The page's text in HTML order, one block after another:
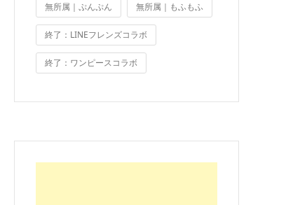
無所属｜ぷんぷん 無所属｜もふもふ
終了：LINEフレンズコラボ
終了：ワンピースコラボ